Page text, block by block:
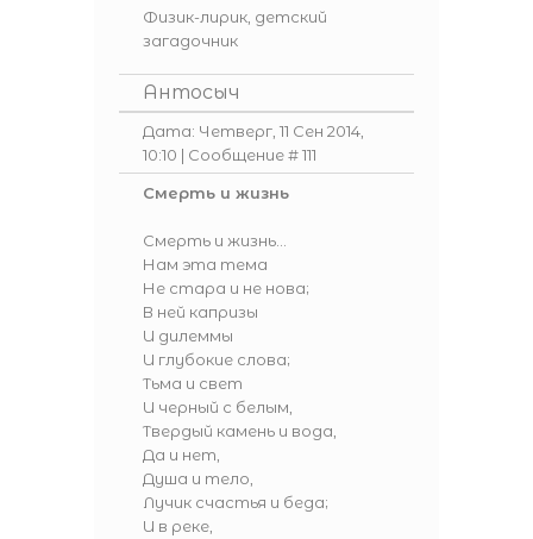
Физик-лирик, детский
загадочник
Антосыч
Дата: Четверг, 11 Сен 2014,
10:10 | Сообщение #111
Смерть и жизнь
Смерть и жизнь...
Нам эта тема
Не стара и не нова;
В ней капризы
И дилеммы
И глубокие слова;
Тьма и свет
И черный с белым,
Твердый камень и вода,
Да и нет,
Душа и тело,
Лучик счастья и беда;
И в реке,